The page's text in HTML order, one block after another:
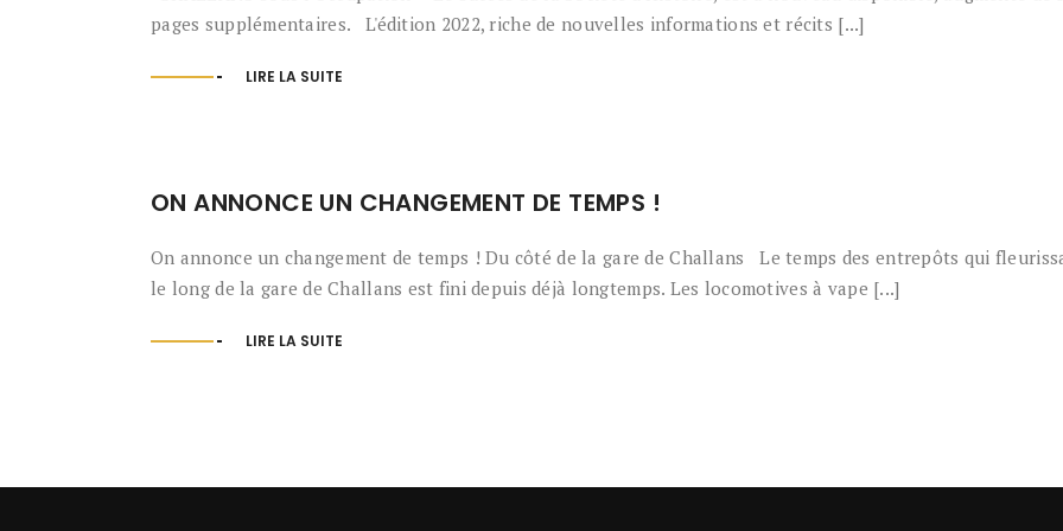
pages supplémentaires. L'édition 2022, riche de nouvelles informations et récits [...]
LIRE LA SUITE
ON ANNONCE UN CHANGEMENT DE TEMPS !
On annonce un changement de temps ! Du côté de la gare de Challans Le temps des entrepôts qui
le long de la gare de Challans est fini depuis déjà longtemps. Les locomotives à vape [...]
LIRE LA SUITE